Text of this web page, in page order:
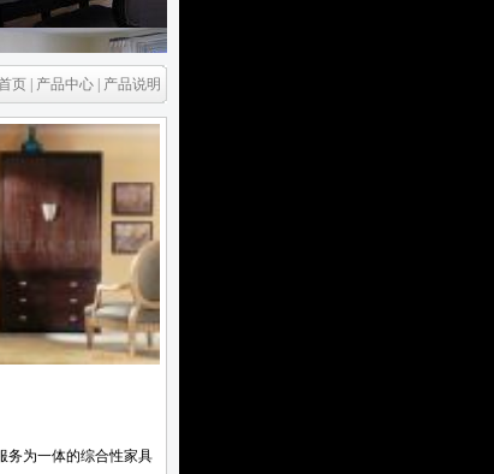
页 | 产品中心 | 产品说明
务为一体的综合性家具